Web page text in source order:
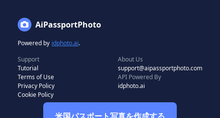
AiPassportPhoto
Powered by idphoto.ai.
Support
Tutorial
Terms of Use
Privacy Policy
Cookie Policy
About Us
support@aipassportphoto.com
API Powered By
idphoto.ai